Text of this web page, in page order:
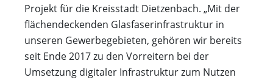
Projekt für die Kreisstadt Dietzenbach. „Mit der
flächendeckenden Glasfaserinfrastruktur in
unseren Gewerbegebieten, gehören wir bereits
seit Ende 2017 zu den Vorreitern bei der
Umsetzung digitaler Infrastruktur zum Nutzen